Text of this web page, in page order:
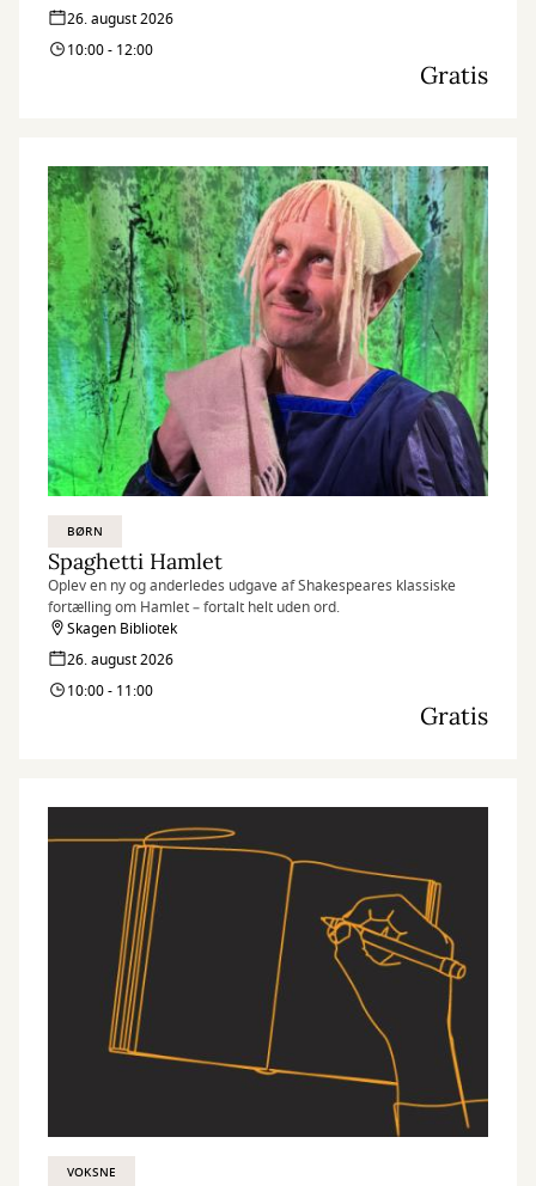
26. august 2026
10:00 - 12:00
Gratis
BØRN
Spaghetti Hamlet
Oplev en ny og anderledes udgave af Shakespeares klassiske
fortælling om Hamlet – fortalt helt uden ord.
Skagen Bibliotek
26. august 2026
10:00 - 11:00
Gratis
VOKSNE